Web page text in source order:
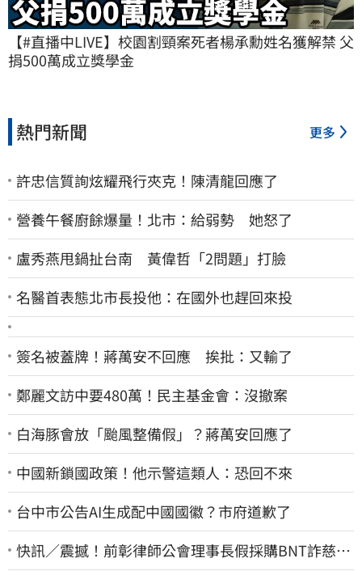
【#直播中LIVE】校園割頸案死者楊承勳姓名獲解禁 父
捐500萬成立獎學金
熱門新聞 更多
許忠信質詢炫耀飛行夾克！陳清龍回應了
營養午餐廚餘爆量！北市：給弱勢 她怒了
盧秀燕甩鍋扯台南 黃偉哲「2問題」打臉
名醫首表態北市長投他：在國外也趕回來投
簽名被蓋牌！蔣萬安不回應 挨批：又輸了
鄭麗文訪中要480萬！民主基金會：沒撤案
白海豚會放「颱風整備假」？蔣萬安回應了
中國新鎖國政策！他示警這類人：恐回不來
台中市公告AI生成配中國國徽？市府道歉了
快訊／震撼！前彰律師公會理事長假採購BNT詐慈濟